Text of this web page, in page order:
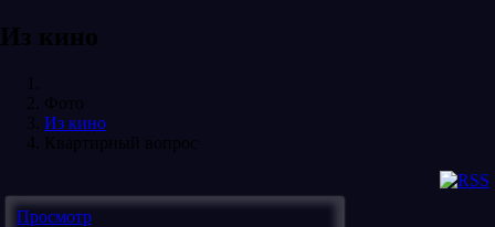
Из кино
Фото
Из кино
Квартирный вопрос
Просмотр